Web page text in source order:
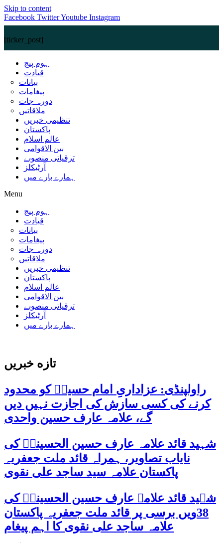
Skip to content
Facebook TwitterYoutube Instagram
[ticker_post]
ہوم پیج
قیادت
بیانات
پیغامات
دورہ جات
ملاقاتیں
تنظیمی خبریں
پاکستان
عالم اسلام
بین الاقوامی
ترقیاتی منصوبے
آرٹیکلز
ہمارے بارے میں
Menu
ہوم پیج
قیادت
بیانات
پیغامات
دورہ جات
ملاقاتیں
تنظیمی خبریں
پاکستان
عالم اسلام
بین الاقوامی
ترقیاتی منصوبے
آرٹیکلز
ہمارے بارے میں
تازه خبریں
راولپنڈی: عزاداریِ امام حسینؑ کو محدود
کرنے کی کسی سازش کی اجازت نہیں دیں
گے، علامہ عارف حسین واحدی
شہید قائد علامہ عارف حسین الحسینیؒ کی
نایاب تصاویر، ہمراہ قائد ملت جعفریہ
پاکستان علامہ سید ساجد علی نقوی
شہید قائد علامہ عارف حسین الحسینیؒ کی
38ویں برسی پر قائد ملت جعفریہ پاکستان
علامہ ساجد علی نقوی کا اہم پیغام